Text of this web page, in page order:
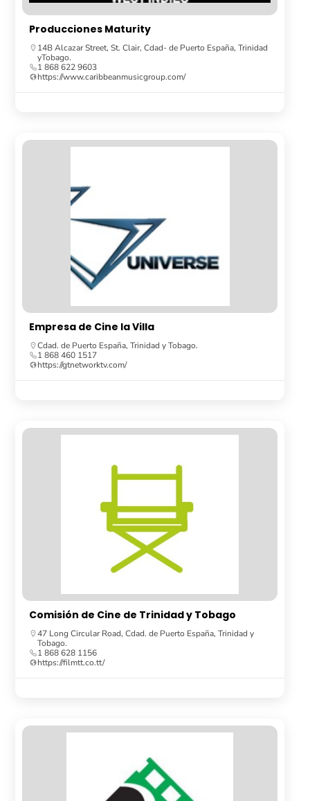
Producciones Maturity
14B Alcazar Street, St. Clair, Cdad- de Puerto España, Trinidad
yTobago.
1 868 622 9603
https://www.caribbeanmusicgroup.com/
Empresa de Cine la Villa
Cdad. de Puerto España, Trinidad y Tobago.
1 868 460 1517
https://gtnetworktv.com/
Comisión de Cine de Trinidad y Tobago
47 Long Circular Road, Cdad. de Puerto España, Trinidad y
Tobago.
1 868 628 1156
https://filmtt.co.tt/